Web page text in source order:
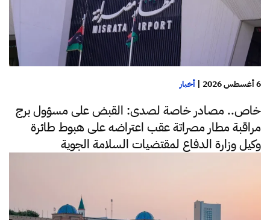
6 أغسطس 2026 | أخبار
خاص.. مصادر خاصة لصدى: القبض على مسؤول برج
مراقبة مطار مصراتة عقب اعتراضه على هبوط طائرة
وكيل وزارة الدفاع لمقتضيات السلامة الجوية